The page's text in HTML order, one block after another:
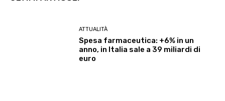
ATTUALITÀ
Spesa farmaceutica: +6% in un
anno, in Italia sale a 39 miliardi di
euro